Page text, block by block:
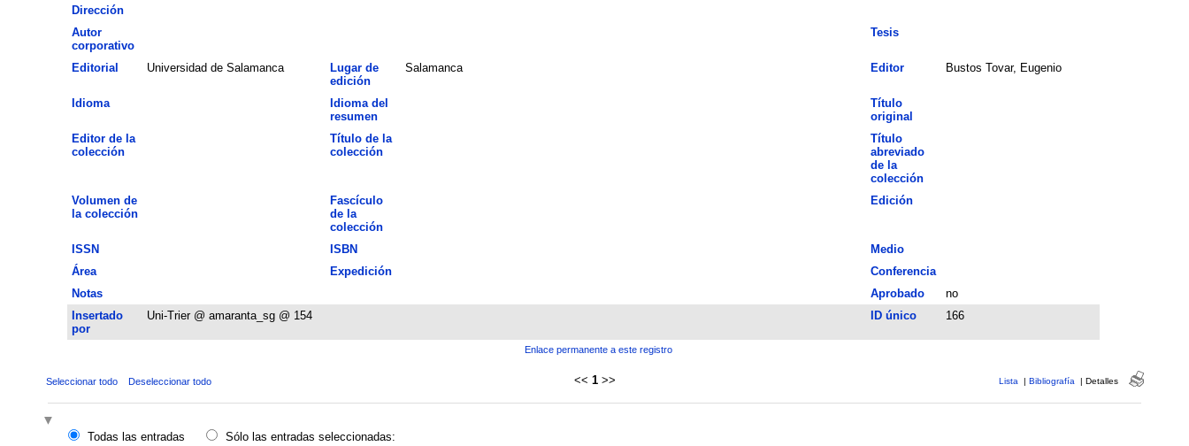
Dirección
Autor
corporativo
Tesis
Editorial Universidad de Salamanca
Lugar de
edición
Salamanca Editor Bustos Tovar, Eugenio
Idioma
Idioma del
resumen
Título
original
Editor de la
colección
Título de la
colección
Título
abreviado
de la
colección
Volumen de
la colección
Fascículo
de la
colección
Edición
ISSN ISBN
Medio
Área
Expedición
Conferencia
Notas
Aprobado
no
Insertado
por
Uni-Trier @ amaranta_sg @ 154 ID único 166
Enlace permanente a este registro
Seleccionar todo Deseleccionar todo << 1 >> Lista | Bibliografía | Detalles
Todas las entradas Sólo las entradas seleccionadas: